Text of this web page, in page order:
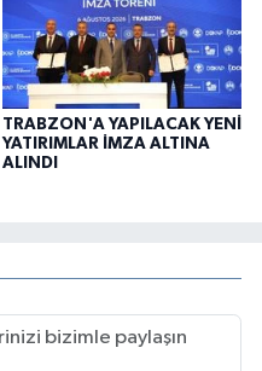
TRABZON'A YAPILACAK YENİ
YATIRIMLAR İMZA ALTINA
ALINDI